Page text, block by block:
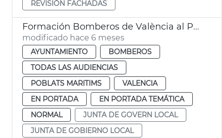
REVISIÓN FACHADAS
Formación Bomberos de València al Puerto
modificado hace 6 meses
AYUNTAMIENTO
BOMBEROS
TODAS LAS AUDIENCIAS
POBLATS MARITIMS
VALENCIA
EN PORTADA
EN PORTADA TEMÁTICA
NORMAL
JUNTA DE GOVERN LOCAL
JUNTA DE GOBIERNO LOCAL